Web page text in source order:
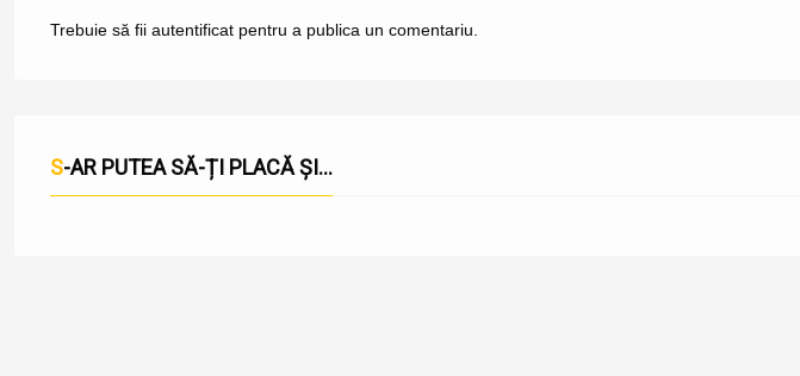
Trebuie să fii autentificat pentru a publica un comentariu.
S-AR PUTEA SĂ-ȚI PLACĂ ȘI...